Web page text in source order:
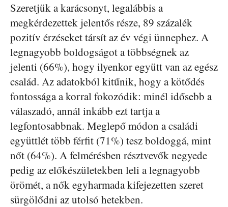
Szeretjük a karácsonyt, legalábbis a
megkérdezettek jelentős része, 89 százalék
pozitív érzéseket társít az év végi ünnephez. A
legnagyobb boldogságot a többségnek az
jelenti (66%), hogy ilyenkor együtt van az egész
család. Az adatokból kitűnik, hogy a kötődés
fontossága a korral fokozódik: minél idősebb a
válaszadó, annál inkább ezt tartja a
legfontosabbnak. Meglepő módon a családi
együttlét több férfit (71%) tesz boldoggá, mint
nőt (64%). A felmérésben résztvevők negyede
pedig az előkészületekben leli a legnagyobb
örömét, a nők egyharmada kifejezetten szeret
sürgölődni az utolsó hetekben.